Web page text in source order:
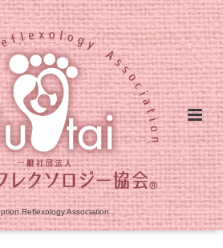
Reflexology Association